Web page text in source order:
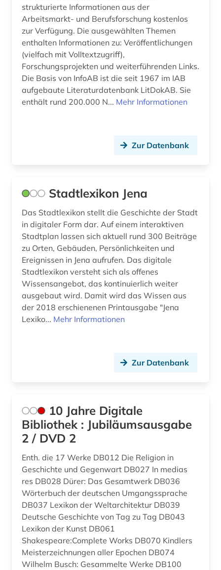
amtliche informationen (1)
amtliche publikation (1)
amtliche statistik (1)
amtliche veröffentlichung (1)
amtsblatt (4)
angewandte wissenschaft (1)
angewandte wissenschaften (1)
anglistik (3)
anglo-amerikanische beziehungen (1)
anhörung (1)
anlagenbau (1)
anleitung (1)
anthologie (3)
anthropologie (3)
antiheld (1)
antike (5)
antike religionen (1)
antiquariat (12)
antisemitismus (1)
anwaltspraxis (1)
anzeiger (1)
Jugoslawien (6)
Kanada (26)
Korea (7)
Kroatien (18)
Lettland (8)
Mecklenburg-Vorpommern (17)
Mittelamerika (20)
Moldawien (5)
Monaco (1)
Montenegro (6)
Niederlande (25)
Niedersachsen (32)
Nordrhein-Westfalen (23)
Norwegen (14)
Osmanisches Reich (2)
Ostasien (20)
Osteuropa (40)
Ostmitteleuropa (9)
Palaestina (2)
Polen (18)
Portugal (11)
Rheinland-Pfalz (16)
strukturierte Informationen aus der
Arbeitsmarkt- und Berufsforschung kostenlos
zur Verfügung. Die ausgewählten Themen
enthalten Informationen zu: Veröffentlichungen
(vielfach mit Volltextzugriff),
Forschungsprojekten und weiterführenden Links.
Die Basis von InfoAB ist die seit 1967 im IAB
aufgebaute Literaturdatenbank LitDokAB. Sie
enthält rund 200.000 N... Mehr Informationen
Zur Datenbank
Stadtlexikon Jena
Das Stadtlexikon stellt die Geschichte der Stadt
in digitaler Form dar. Auf einem interaktiven
Stadtplan lassen sich aktuell rund 300 Beiträge
zu Orten, Gebäuden, Persönlichkeiten und
Ereignissen in Jena aufrufen. Das digitale
Stadtlexikon versteht sich als offenes
Wissensangebot, das kontinuierlich weiter
ausgebaut wird. Damit wird das Wissen aus
der 2018 erschienenen Printausgabe "Jena
Lexiko... Mehr Informationen
Zur Datenbank
10 Jahre Digitale
Bibliothek : Jubiläumsausgabe
2 / DVD 2
Enth. die 17 Werke DB012 Die Religion in
Geschichte und Gegenwart DB027 In medias
res DB028 Dürer: Das Gesamtwerk DB036
Wörterbuch der deutschen Umgangssprache
DB037 Lexikon der Weltarchitektur DB039
Deutsche Geschichte von Tag zu Tag DB043
Lexikon der Kunst DB061
Shakespeare:Complete Works DB070 Kindlers
Meisterzeichnungen aller Epochen DB074
Wilhelm Busch: Gesammelte Werke DB100